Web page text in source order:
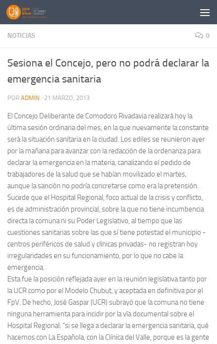
Saltar al contenido
NOTICIAS 0
Sesiona el Concejo, pero no podrá declarar la
emergencia sanitaria
POR ADMIN · 21 MARZO, 2013
El Concejo Deliberante de Comodoro Rivadavia realizará hoy la
última sesión ordinaria del mes, en la que nuevamente la constante
será la situación sanitaria en la ciudad. Los ediles se reunieron ayer
por la mañana para avanzar con la redacción de la ordenanza para
declarar la emergencia en la materia, canalizando el pedido de
trabajadores de la salud que se habían movilizado el martes,
aunque la sanción no podría concretarse como era la pretensión.
Sucede que el Hospital Regional, foco actual de la crisis y conflicto,
es de administración provincial, sobre la que no tiene incumbencia
directa la comuna ni su Poder Legislativo, al tiempo que las
cuestiones sanitarias sobre las que sí tiene potestad el municipio -
centros periféricos de salud y clínicas privadas- no registran hoy
irregularidades en su funcionamiento, por lo que no cabe la
emergencia.
Esta fue la posición reflejada ayer en la reunión legislativa tanto por
la UCR como por el Modelo Chubut, y aceptada en definitiva por el
FpV. De hecho, José Gaspar (UCR) subrayó que la comuna no tiene
ninguna herramienta para incidir por la vía documental sobre el
Hospital Regional: “si se llega a declarar la emergencia sanitaria, qué
hacemos con La Española, con la Clínica del Valle, porque es la gente